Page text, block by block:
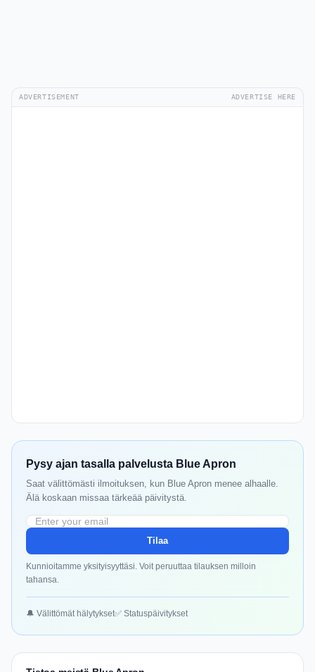
ADVERTISEMENT ADVERTISE HERE
Pysy ajan tasalla palvelusta Blue Apron
Saat välittömästi ilmoituksen, kun Blue Apron menee alhaalle.
Älä koskaan missaa tärkeää päivitystä.
Tilaa
Kunnioitamme yksityisyyttäsi. Voit peruuttaa tilauksen milloin
tahansa.
🔔 Välittömät hälytykset✅ Statuspäivitykset